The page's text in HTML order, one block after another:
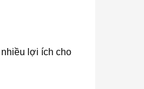
lợi ích cho